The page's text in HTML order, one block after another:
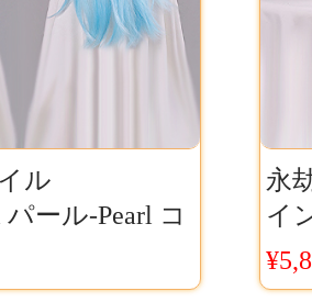
ル
ール-Pearl コ
Cosyaya通販
永
イ
子(
ッ